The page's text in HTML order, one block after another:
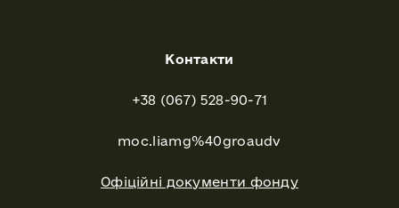
Контакти
+38 (067) 528-90-71
moc.liamg%40groaudv
Офіційні документи фонду